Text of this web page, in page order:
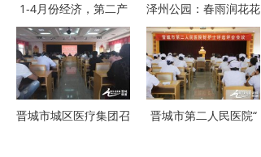
1-4月份经济，第二产 泽州公园：春雨润花花
晋城市城区医疗集团召 晋城市第二人民医院“